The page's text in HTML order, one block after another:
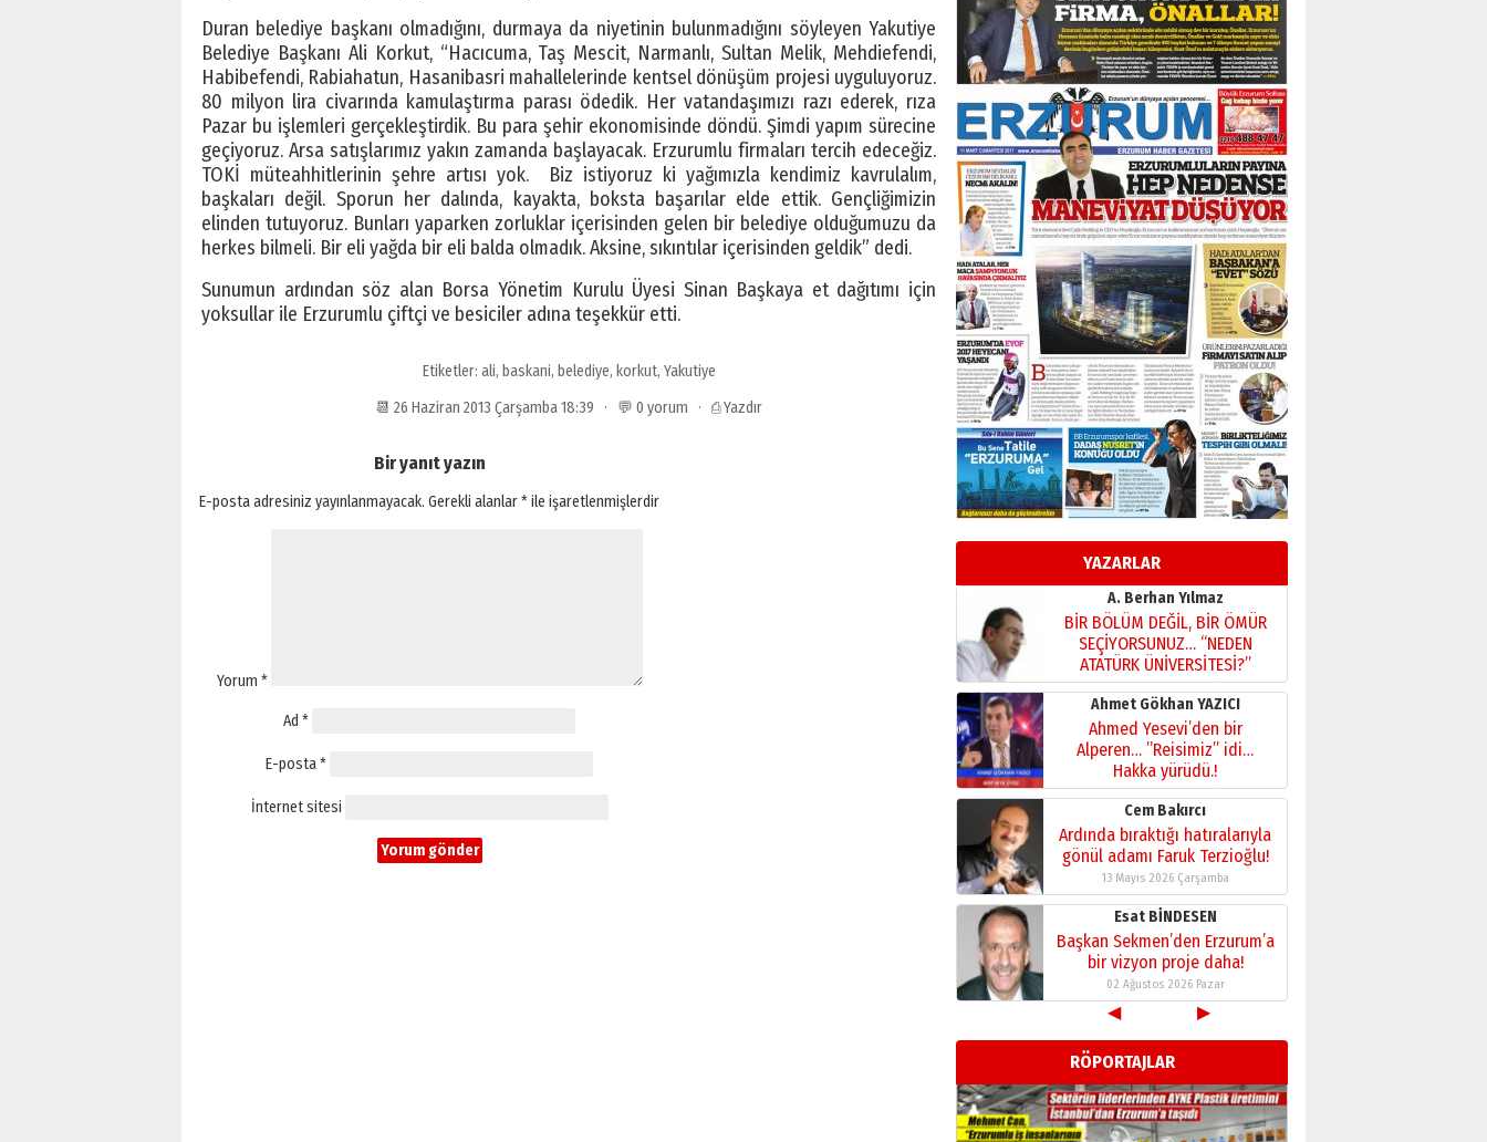
Duran belediye başkanı olmadığını, durmaya da niyetinin bulunmadığını söyleyen Yakutiye
Belediye Başkanı Ali Korkut, “Hacıcuma, Taş Mescit, Narmanlı, Sultan Melik, Mehdiefendi,
Habibefendi, Rabiahatun, Hasanibasri mahallelerinde kentsel dönüşüm projesi uyguluyoruz.
80 milyon lira civarında kamulaştırma parası ödedik. Her vatandaşımızı razı ederek, rıza
Pazar bu işlemleri gerçekleştirdik. Bu para şehir ekonomisinde döndü. Şimdi yapım sürecine
geçiyoruz. Arsa satışlarımız yakın zamanda başlayacak. Erzurumlu firmaları tercih edeceğiz.
TOKİ müteahhitlerinin şehre artısı yok. Biz istiyoruz ki yağımızla kendimiz kavrulalım,
başkaları değil. Sporun her dalında, kayakta, boksta başarılar elde ettik. Gençliğimizin
elinden tutuyoruz. Bunları yaparken zorluklar içerisinden gelen bir belediye olduğumuzu da
herkes bilmeli. Bir eli yağda bir eli balda olmadık. Aksine, sıkıntılar içerisinden geldik” dedi.
Sunumun ardından söz alan Borsa Yönetim Kurulu Üyesi Sinan Başkaya et dağıtımı için
yoksullar ile Erzurumlu çiftçi ve besiciler adına teşekkür etti.
Etiketler: ali, baskani, belediye, korkut, Yakutiye
📆 26 Haziran 2013 Çarşamba 18:39 · 💬 0 yorum · ⎙ Yazdır
Bir yanıt yazın
E-posta adresiniz yayınlanmayacak. Gerekli alanlar*ile işaretlenmişlerdir
Yorum *
Ad *
E-posta*
İnternet sitesi
YAZARLAR
Esat BİNDESEN
Başkan Sekmen’den Erzurum’a
bir vizyon proje daha!
02 Ağustos 2026 Pazar
Kadir SABUNCUOĞLU
Erzurumspor’un köşe taşları
29 Haziran 2026 Pazartesi
Kenan GÜLERCİ
Murat Şahsuvaroğlu ERKON’da
çıtayı yukarı taşırken,
yönetimdekiler aşağı
çekmemeli!
17 Şubat 2026 SalıOrhan BOZKURT
Bir fotoğraf, bir şehir, bir
gazeteci… Dizginler kimin
elinde?
A. Berhan Yılmaz
BİR BÖLÜM DEĞİL, BİR ÖMÜR
SEÇİYORSUNUZ… “NEDEN
ATATÜRK ÜNİVERSİTESİ?”
28 Temmuz 2026 Salı
Ahmet Gökhan YAZICI
Ahmed Yesevi’den bir
Alperen… ”Reisimiz” idi…
Hakka yürüdü.!
26 Mart 2026 Perşembe
Cem Bakırcı
Ardında bıraktığı hatıralarıyla
gönül adamı Faruk Terzioğlu!
13 Mayıs 2026 Çarşamba
Esat BİNDESEN
Başkan Sekmen’den Erzurum’a
bir vizyon proje daha!
02 Ağustos 2026 Pazar
Kadir SABUNCUOĞLU
Erzurumspor’un köşe taşları
29 Haziran 2026 Pazartesi
Kenan GÜLERCİ
◀ ▶
RÖPORTAJLAR